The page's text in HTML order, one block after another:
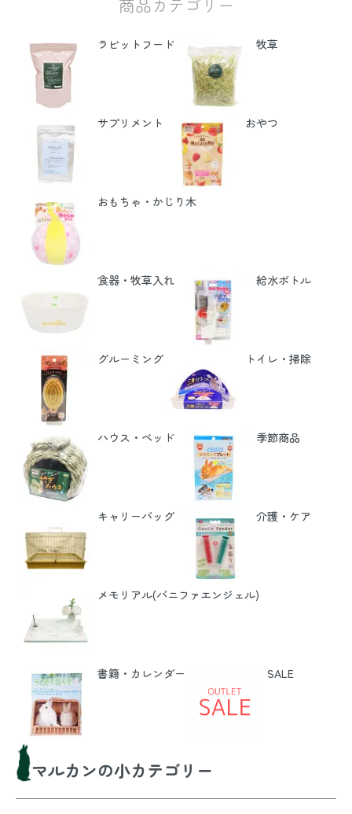
商品カテゴリー
ラビットフード 牧草
サプリメント おやつ
おもちゃ・かじり木
食器・牧草入れ 給水ボトル
グルーミング トイレ・掃除
ハウス・ベッド 季節商品
キャリーバッグ 介護・ケア
メモリアル(バニファエンジェル)
書籍・カレンダー SALE
マルカンの小カテゴリー